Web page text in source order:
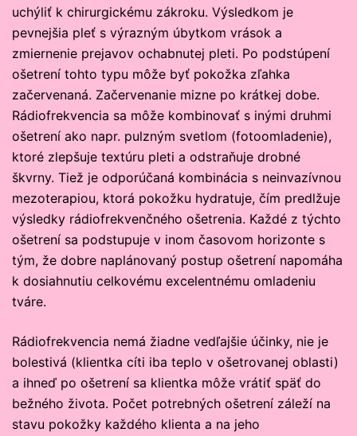
uchýliť k chirurgickému zákroku. Výsledkom je
pevnejšia pleť s výrazným úbytkom vrások a
zmiernenie prejavov ochabnutej pleti. Po podstúpení
ošetrení tohto typu môže byť pokožka zľahka
začervenaná. Začervenanie mizne po krátkej dobe.
Rádiofrekvencia sa môže kombinovať s inými druhmi
ošetrení ako napr. pulzným svetlom (fotoomladenie),
ktoré zlepšuje textúru pleti a odstraňuje drobné
škvrny. Tiež je odporúčaná kombinácia s neinvazívnou
mezoterapiou, ktorá pokožku hydratuje, čím predlžuje
výsledky rádiofrekvenčného ošetrenia. Každé z týchto
ošetrení sa podstupuje v inom časovom horizonte s
tým, že dobre naplánovaný postup ošetrení napomáha
k dosiahnutiu celkovému excelentnému omladeniu
tváre.
Rádiofrekvencia nemá žiadne vedľajšie účinky, nie je
bolestivá (klientka cíti iba teplo v ošetrovanej oblasti)
a ihneď po ošetrení sa klientka môže vrátiť späť do
bežného života. Počet potrebných ošetrení záleží na
stavu pokožky každého klienta a na jeho